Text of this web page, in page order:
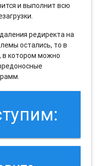
и выполнит всю
редиректа на
остались, то в
в котором можно